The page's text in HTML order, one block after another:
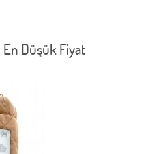
En Düşük Fiyat